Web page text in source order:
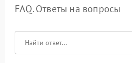
FAQ. Ответы на вопросы